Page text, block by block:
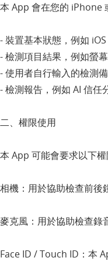
本 App 會在您的 iPhone
- 裝置基本狀態，例如
- 檢測項目結果，例如螢
- 使用者自行輸入的檢測
- 檢測報告，例如 AI 信任
二、權限使用
本 App 可能會要求以下權
相機：用於協助檢查前後
麥克風：用於協助檢查錄
Face ID / Touch ID：本